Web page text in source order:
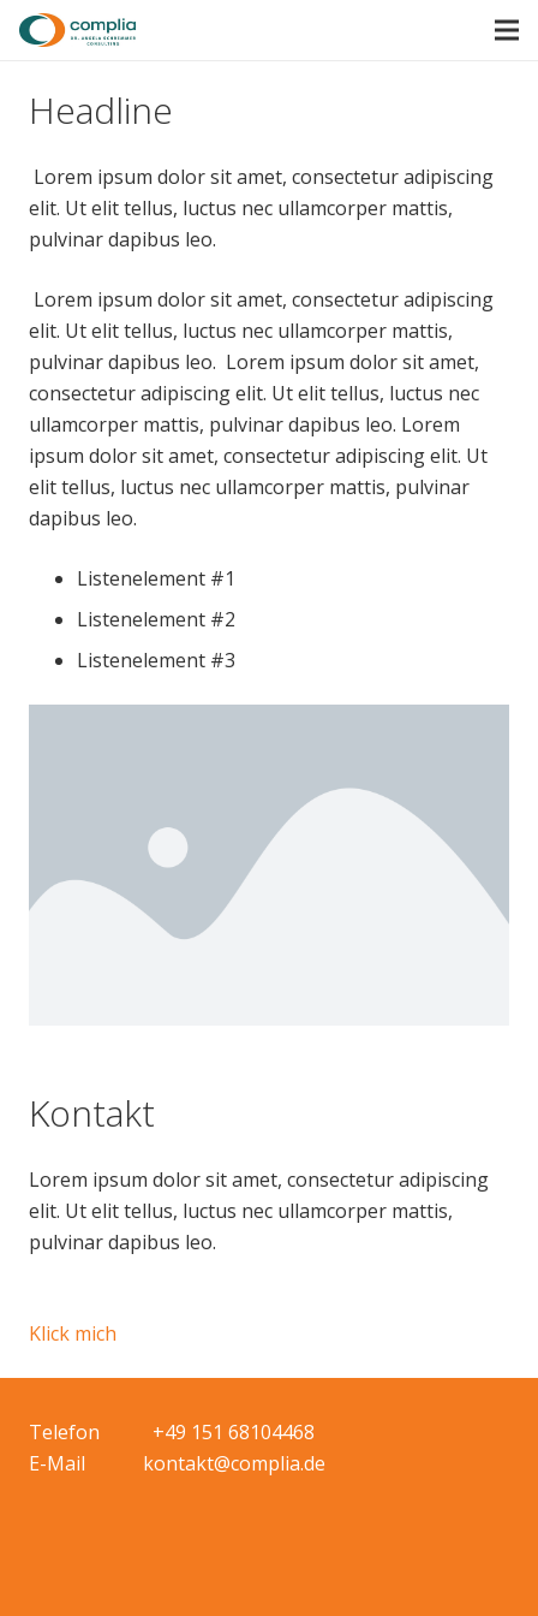
Headline
Lorem ipsum dolor sit amet, consectetur adipiscing
elit. Ut elit tellus, luctus nec ullamcorper mattis,
pulvinar dapibus leo.
Lorem ipsum dolor sit amet, consectetur adipiscing
elit. Ut elit tellus, luctus nec ullamcorper mattis,
pulvinar dapibus leo. Lorem ipsum dolor sit amet,
consectetur adipiscing elit. Ut elit tellus, luctus nec
ullamcorper mattis, pulvinar dapibus leo. Lorem
ipsum dolor sit amet, consectetur adipiscing elit. Ut
elit tellus, luctus nec ullamcorper mattis, pulvinar
dapibus leo.
Listenelement #1
Listenelement #2
Listenelement #3
Kontakt
Lorem ipsum dolor sit amet, consectetur adipiscing
elit. Ut elit tellus, luctus nec ullamcorper mattis,
pulvinar dapibus leo.
Klick mich
Telefon +49 151 68104468
E-Mail kontakt@complia.de